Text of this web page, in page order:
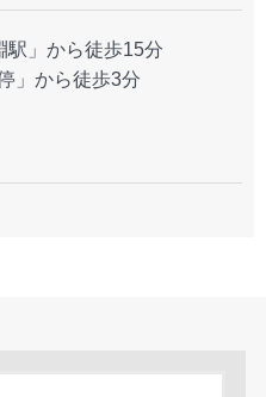
」から徒歩15分
」から徒歩3分